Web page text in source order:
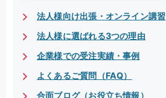
法人様向け出張・オンライン講習
法人様に選ばれる3つの理由
企業様での受注実績・事例
よくあるご質問（FAQ）
合面ブログ（お役立ち情報）